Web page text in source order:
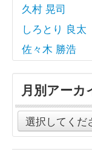
久村 晃司
しろとり 良太
佐々木 勝浩
月別アーカ
選択してくだ